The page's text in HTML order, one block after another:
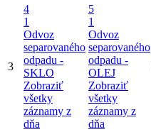
3
4
1
Odvoz
separovaného
odpadu -
SKLO
Zobraziť
všetky
záznamy z
dňa
5
1
Odvoz
separovaného
odpadu -
OLEJ
Zobraziť
všetky
záznamy z
dňa